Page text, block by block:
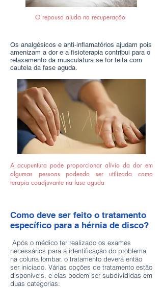
O repouso ajuda na recuperação
Os analgésicos e anti-inflamatórios ajudam pois
amenizam a dor e a fisioterapia contribui para o
relaxamento da musculatura se for feita com
cautela da fase aguda.
A acupuntura pode proporcionar alívio da dor em
algumas pessoas podendo ser utilizada como
terapia coadjuvante na fase aguda
Como deve ser feito o tratamento
específico para a hérnia de disco?
Após o médico ter realizado os exames
necessários para a identificação do problema
na coluna lombar, o tratamento deverá então
ser iniciado. Várias opções de tratamento estão
disponíveis, e elas podem ser subdivididas em
duas categorias: